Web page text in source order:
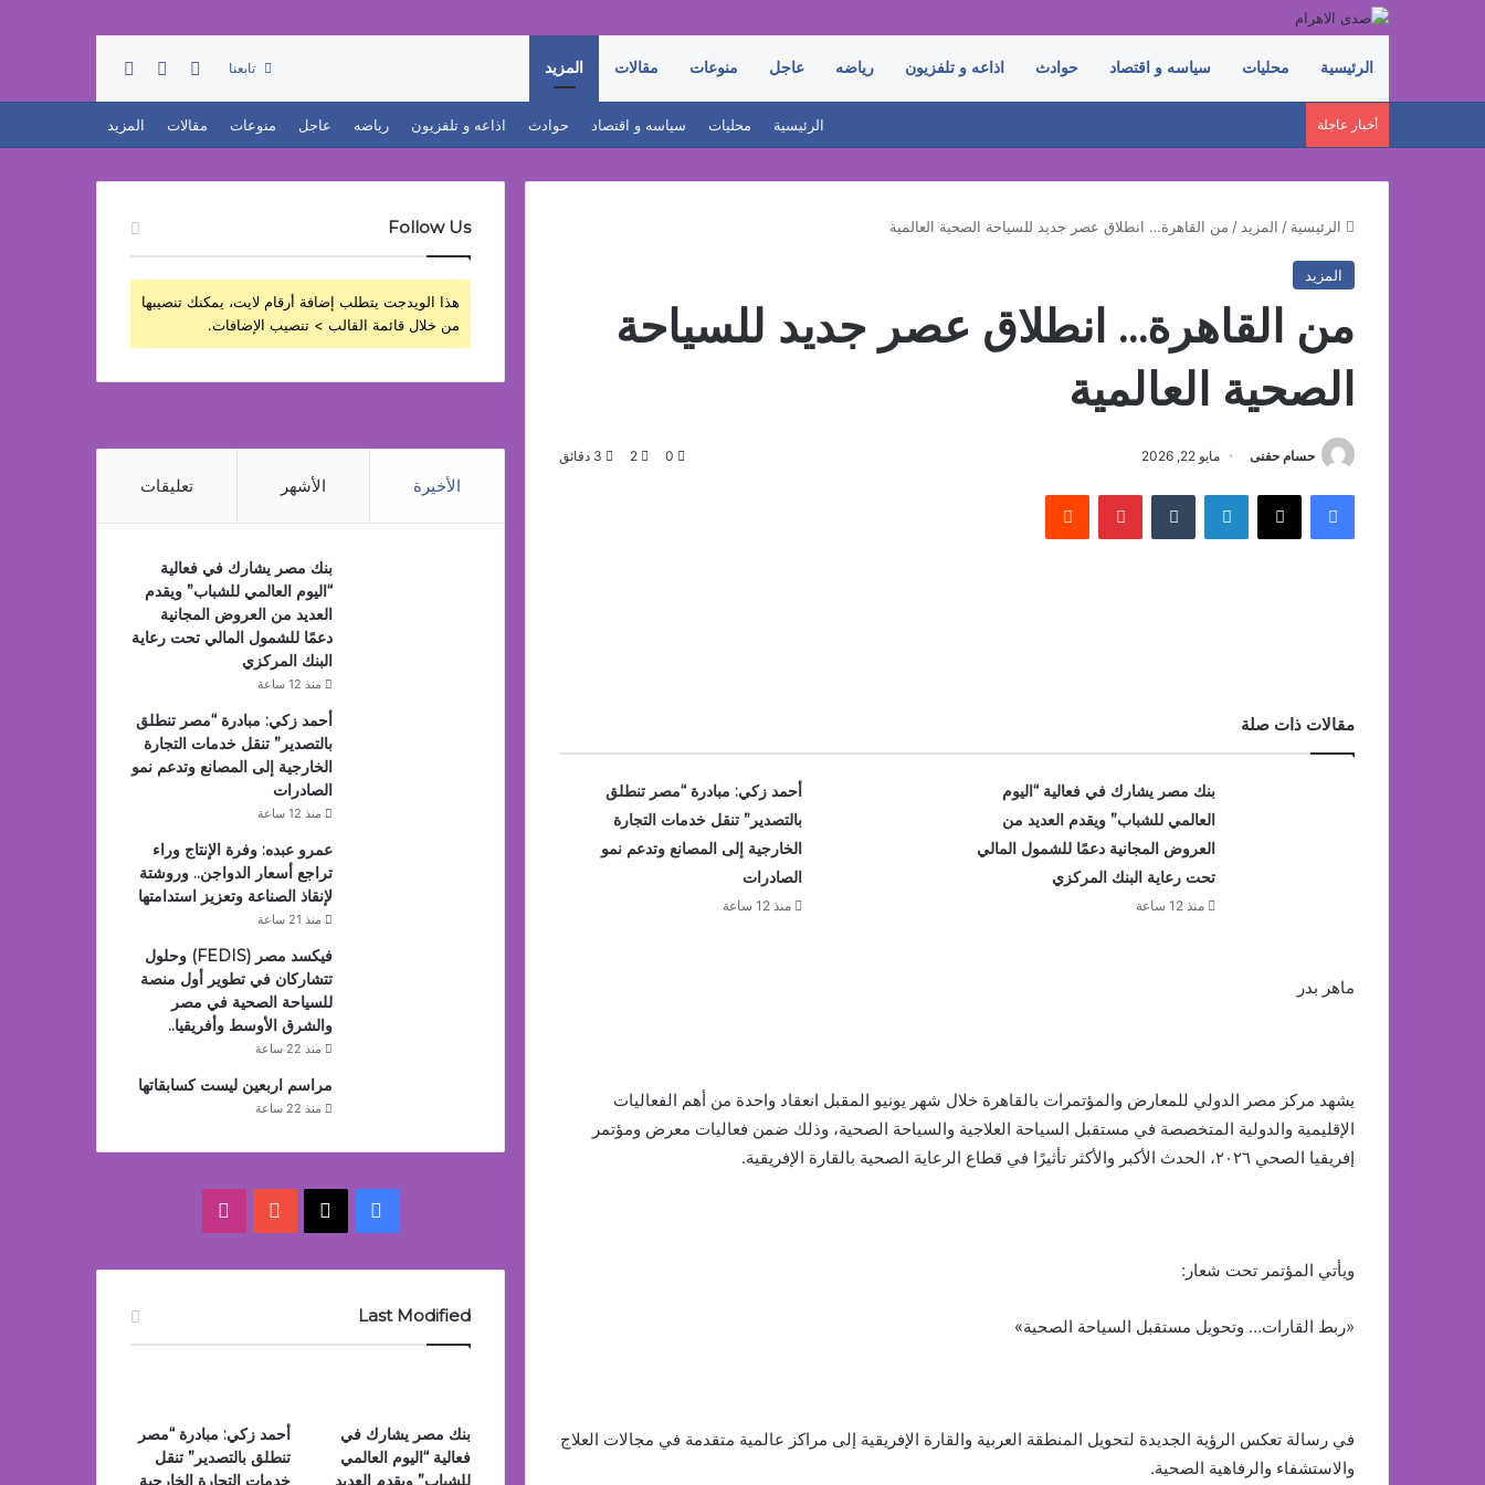
الرئيسية محليات سياسه و اقتصاد حوادث اذاعه و تلفزيون رياضه عاجل منوعات مقالات المزيد تابعنا تسجيل الدخول
إضافة عمود جانبي
أخبار عاجلة الرئيسية محليات سياسه و اقتصاد حوادث اذاعه و تلفزيون رياضه عاجل منوعات مقالات المزيد
الرئيسية / المزيد / من القاهرة… انطلاق عصر جديد للسياحة الصحية العالمية
المزيد
من القاهرة… انطلاق عصر جديد للسياحة
الصحية العالمية
حسام حفنى مايو 22, 2026 0
2
فيسبوك ‫X لينكدإن بينتيريست
مقالات ذات صلة
بنك مصر يشارك في فعالية “اليوم
العالمي للشباب” ويقدم العديد من
العروض المجانية دعمًا للشمول المالي
تحت رعاية البنك المركزي
منذ 12 ساعة
أحمد زكي: مبادرة “مصر تنطلق
بالتصدير” تنقل خدمات التجارة
الخارجية إلى المصانع وتدعم نمو
الصادرات
منذ 12 ساعة
ماهر بدر
يشهد مركز مصر الدولي للمعارض والمؤتمرات بالقاهرة خلال شهر يونيو المقبل انعقاد واحدة من أهم الفعاليات
الإقليمية والدولية المتخصصة في مستقبل السياحة العلاجية والسياحة الصحية، وذلك ضمن فعاليات معرض ومؤتمر
إفريقيا الصحي ٢٠٢٦، الحدث الأكبر والأكثر تأثيرًا في قطاع الرعاية الصحية بالقارة الإفريقية.
ويأتي المؤتمر تحت شعار:
«ربط القارات… وتحويل مستقبل السياحة الصحية»
في رسالة تعكس الرؤية الجديدة لتحويل المنطقة العربية والقارة الإفريقية إلى مراكز عالمية متقدمة في مجالات العلاج
والاستشفاء والرفاهية الصحية.
Follow Us
هذا الويدجت يتطلب إضافة أرقام لايت، يمكنك تنصيبها
من خلال قائمة القالب > تنصيب الإضافات.
الأخيرة الأشهر تعليقات
بنك مصر يشارك في فعالية
“اليوم العالمي للشباب” ويقدم
العديد من العروض المجانية
دعمًا للشمول المالي تحت رعاية
البنك المركزي
منذ 12 ساعة
أحمد زكي: مبادرة “مصر تنطلق
بالتصدير” تنقل خدمات التجارة
الخارجية إلى المصانع وتدعم نمو
الصادرات
منذ 12 ساعة
عمرو عبده: وفرة الإنتاج وراء
تراجع أسعار الدواجن.. وروشتة
لإنقاذ الصناعة وتعزيز استدامتها
منذ 21 ساعة
فيكسد مصر (FEDIS) وحلول
تتشاركان في تطوير أول منصة
للسياحة الصحية في مصر
والشرق الأوسط وأفريقيا..
منذ 22 ساعة
مراسم اربعين ليست كسابقاتها
منذ 22 ساعة
فيسبوك
‫X
‫YouTubeانستقرام
Last Modified
بنك مصر يشارك في
فعالية “اليوم العالمي
للشباب” ويقدم العديد
أحمد زكي: مبادرة “مصر
تنطلق بالتصدير” تنقل
خدمات التجارة الخارجية